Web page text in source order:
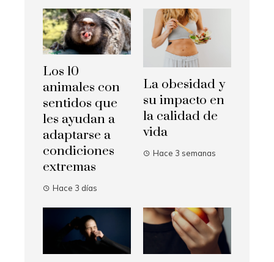
Los 10
animales con
sentidos que
les ayudan a
adaptarse a
condiciones
extremas
Hace 3 días
La obesidad y
su impacto en
la calidad de
vida
Hace 3 semanas